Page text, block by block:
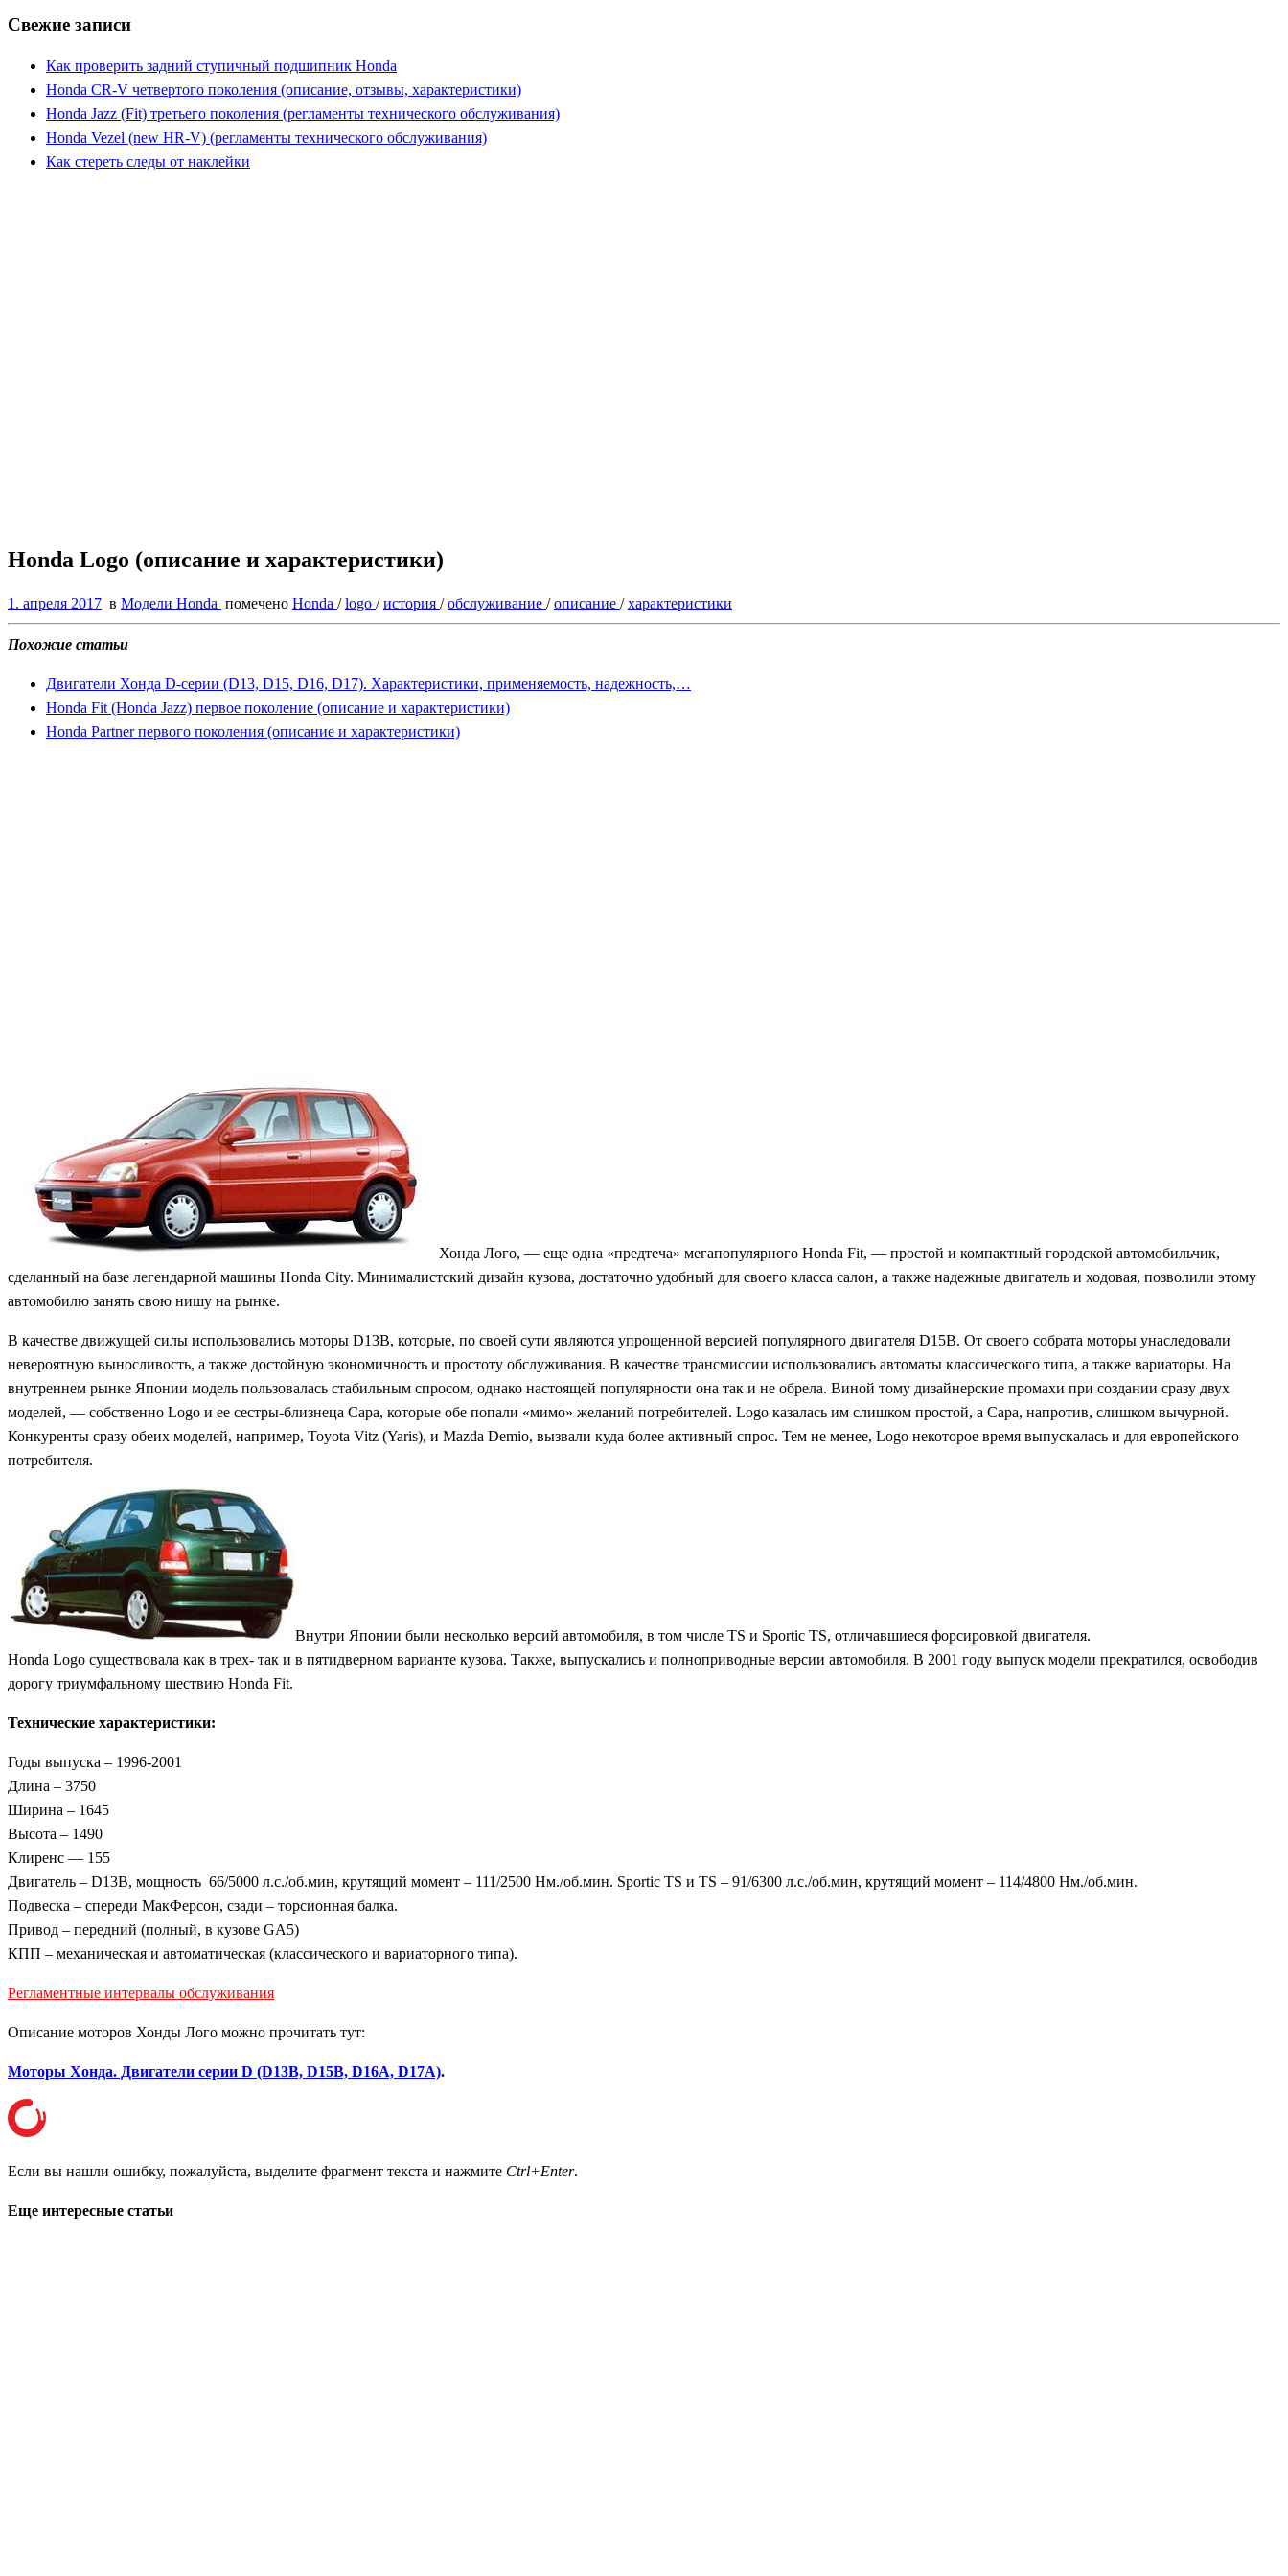
Свежие записи
Как проверить задний ступичный подшипник Honda
Honda CR-V четвертого поколения (описание, отзывы, характеристики)
Honda Jazz (Fit) третьего поколения (регламенты технического обслуживания)
Honda Vezel (new HR-V) (регламенты технического обслуживания)
Как стереть следы от наклейки
Honda Logo (описание и характеристики)
1. апреля 2017 в Модели Honda помечено Honda /logo /история /обслуживание /описание /характеристики
Похожие статьи
Двигатели Хонда D-серии (D13, D15, D16, D17). Характеристики, применяемость, надежность,…
Honda Fit (Honda Jazz) первое поколение (описание и характеристики)
Honda Partner первого поколения (описание и характеристики)
Хонда Лого, — еще одна «предтеча» мегапопулярного Honda Fit, — простой и компактный городской автомобильчик,
сделанный на базе легендарной машины Honda City. Минималистский дизайн кузова, достаточно удобный для своего класса салон, а также надежные двигатель и ходовая, позволили этому
автомобилю занять свою нишу на рынке.
В качестве движущей силы использовались моторы D13B, которые, по своей сути являются упрощенной версией популярного двигателя D15B. От своего собрата моторы унаследовали
невероятную выносливость, а также достойную экономичность и простоту обслуживания. В качестве трансмиссии использовались автоматы классического типа, а также вариаторы. На
внутреннем рынке Японии модель пользовалась стабильным спросом, однако настоящей популярности она так и не обрела. Виной тому дизайнерские промахи при создании сразу двух
моделей, — собственно Logo и ее сестры-близнеца Capa, которые обе попали «мимо» желаний потребителей. Logo казалась им слишком простой, а Capa, напротив, слишком вычурной.
Конкуренты сразу обеих моделей, например, Toyota Vitz (Yaris), и Mazda Demio, вызвали куда более активный спрос. Тем не менее, Logo некоторое время выпускалась и для европейского
потребителя.
Внутри Японии были несколько версий автомобиля, в том числе TS и Sportic TS, отличавшиеся форсировкой двигателя.
Honda Logo существовала как в трех- так и в пятидверном варианте кузова. Также, выпускались и полноприводные версии автомобиля. В 2001 году выпуск модели прекратился, освободив
дорогу триумфальному шествию Honda Fit.
Технические характеристики:
Годы выпуска – 1996-2001
Длина – 3750
Ширина – 1645
Высота – 1490
Клиренс — 155
Двигатель – D13B, мощность 66/5000 л.с./об.мин, крутящий момент – 111/2500 Нм./об.мин. Sportic TS и TS – 91/6300 л.с./об.мин, крутящий момент – 114/4800 Нм./об.мин.
Подвеска – спереди МакФерсон, сзади – торсионная балка.
Привод – передний (полный, в кузове GA5)
КПП – механическая и автоматическая (классического и вариаторного типа).
Регламентные интервалы обслуживания
Описание моторов Хонды Лого можно прочитать тут:
Моторы Хонда. Двигатели серии D (D13B, D15B, D16A, D17A).
Если вы нашли ошибку, пожалуйста, выделите фрагмент текста и нажмите Ctrl+Enter.
Еще интересные статьи